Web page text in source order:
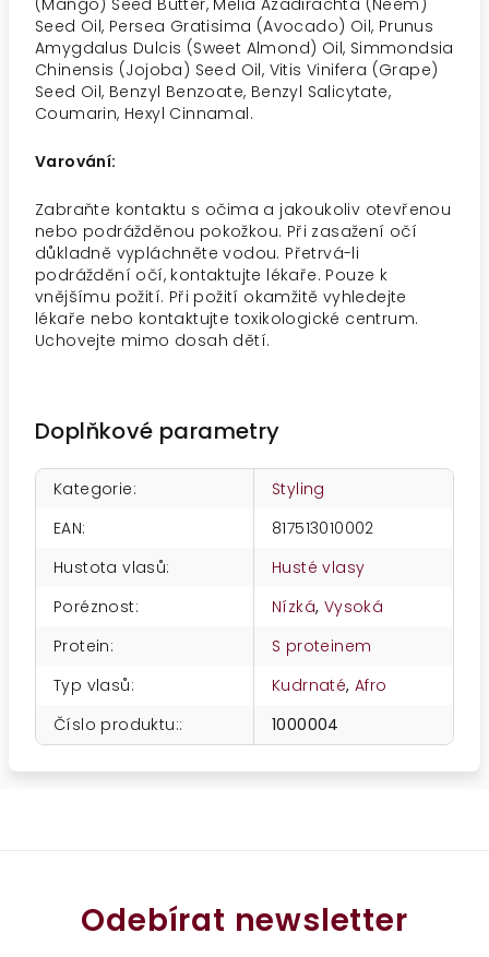
(Mango) Seed Butter, Melia Azadirachta (Neem)
Seed Oil, Persea Gratisima (Avocado) Oil, Prunus
Amygdalus Dulcis (Sweet Almond) Oil, Simmondsia
Chinensis (Jojoba) Seed Oil, Vitis Vinifera (Grape)
Seed Oil, Benzyl Benzoate, Benzyl Salicytate,
Coumarin, Hexyl Cinnamal.
Varování:
Zabraňte kontaktu s očima a jakoukoliv otevřenou
nebo podrážděnou pokožkou. Při zasažení očí
důkladně vypláchněte vodou. Přetrvá-li
podráždění očí, kontaktujte lékaře. Pouze k
vnějšímu požití. Při požití okamžitě vyhledejte
lékaře nebo kontaktujte toxikologické centrum.
Uchovejte mimo dosah dětí.
Doplňkové parametry
Kategorie:
Styling
EAN:
817513010002
Hustota vlasů:
Husté vlasy
Poréznost: Nízká, Vysoká
Protein:
S proteinem
Typ vlasů: Kudrnaté,Afro
Číslo produktu:: 1000004
Odebírat newsletter